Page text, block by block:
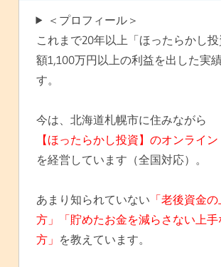
＜プロフィール＞
これまで20年以上「ほったらかし
額1,100万円以上の利益を出した実
す。
今は、北海道札幌市に住みながら
【ほったらかし投資】のオンライ
を経営しています（全国対応）。
あまり知られていない 「老後資金
方」「貯めたお金を減らさない上手
方」 を教えています。